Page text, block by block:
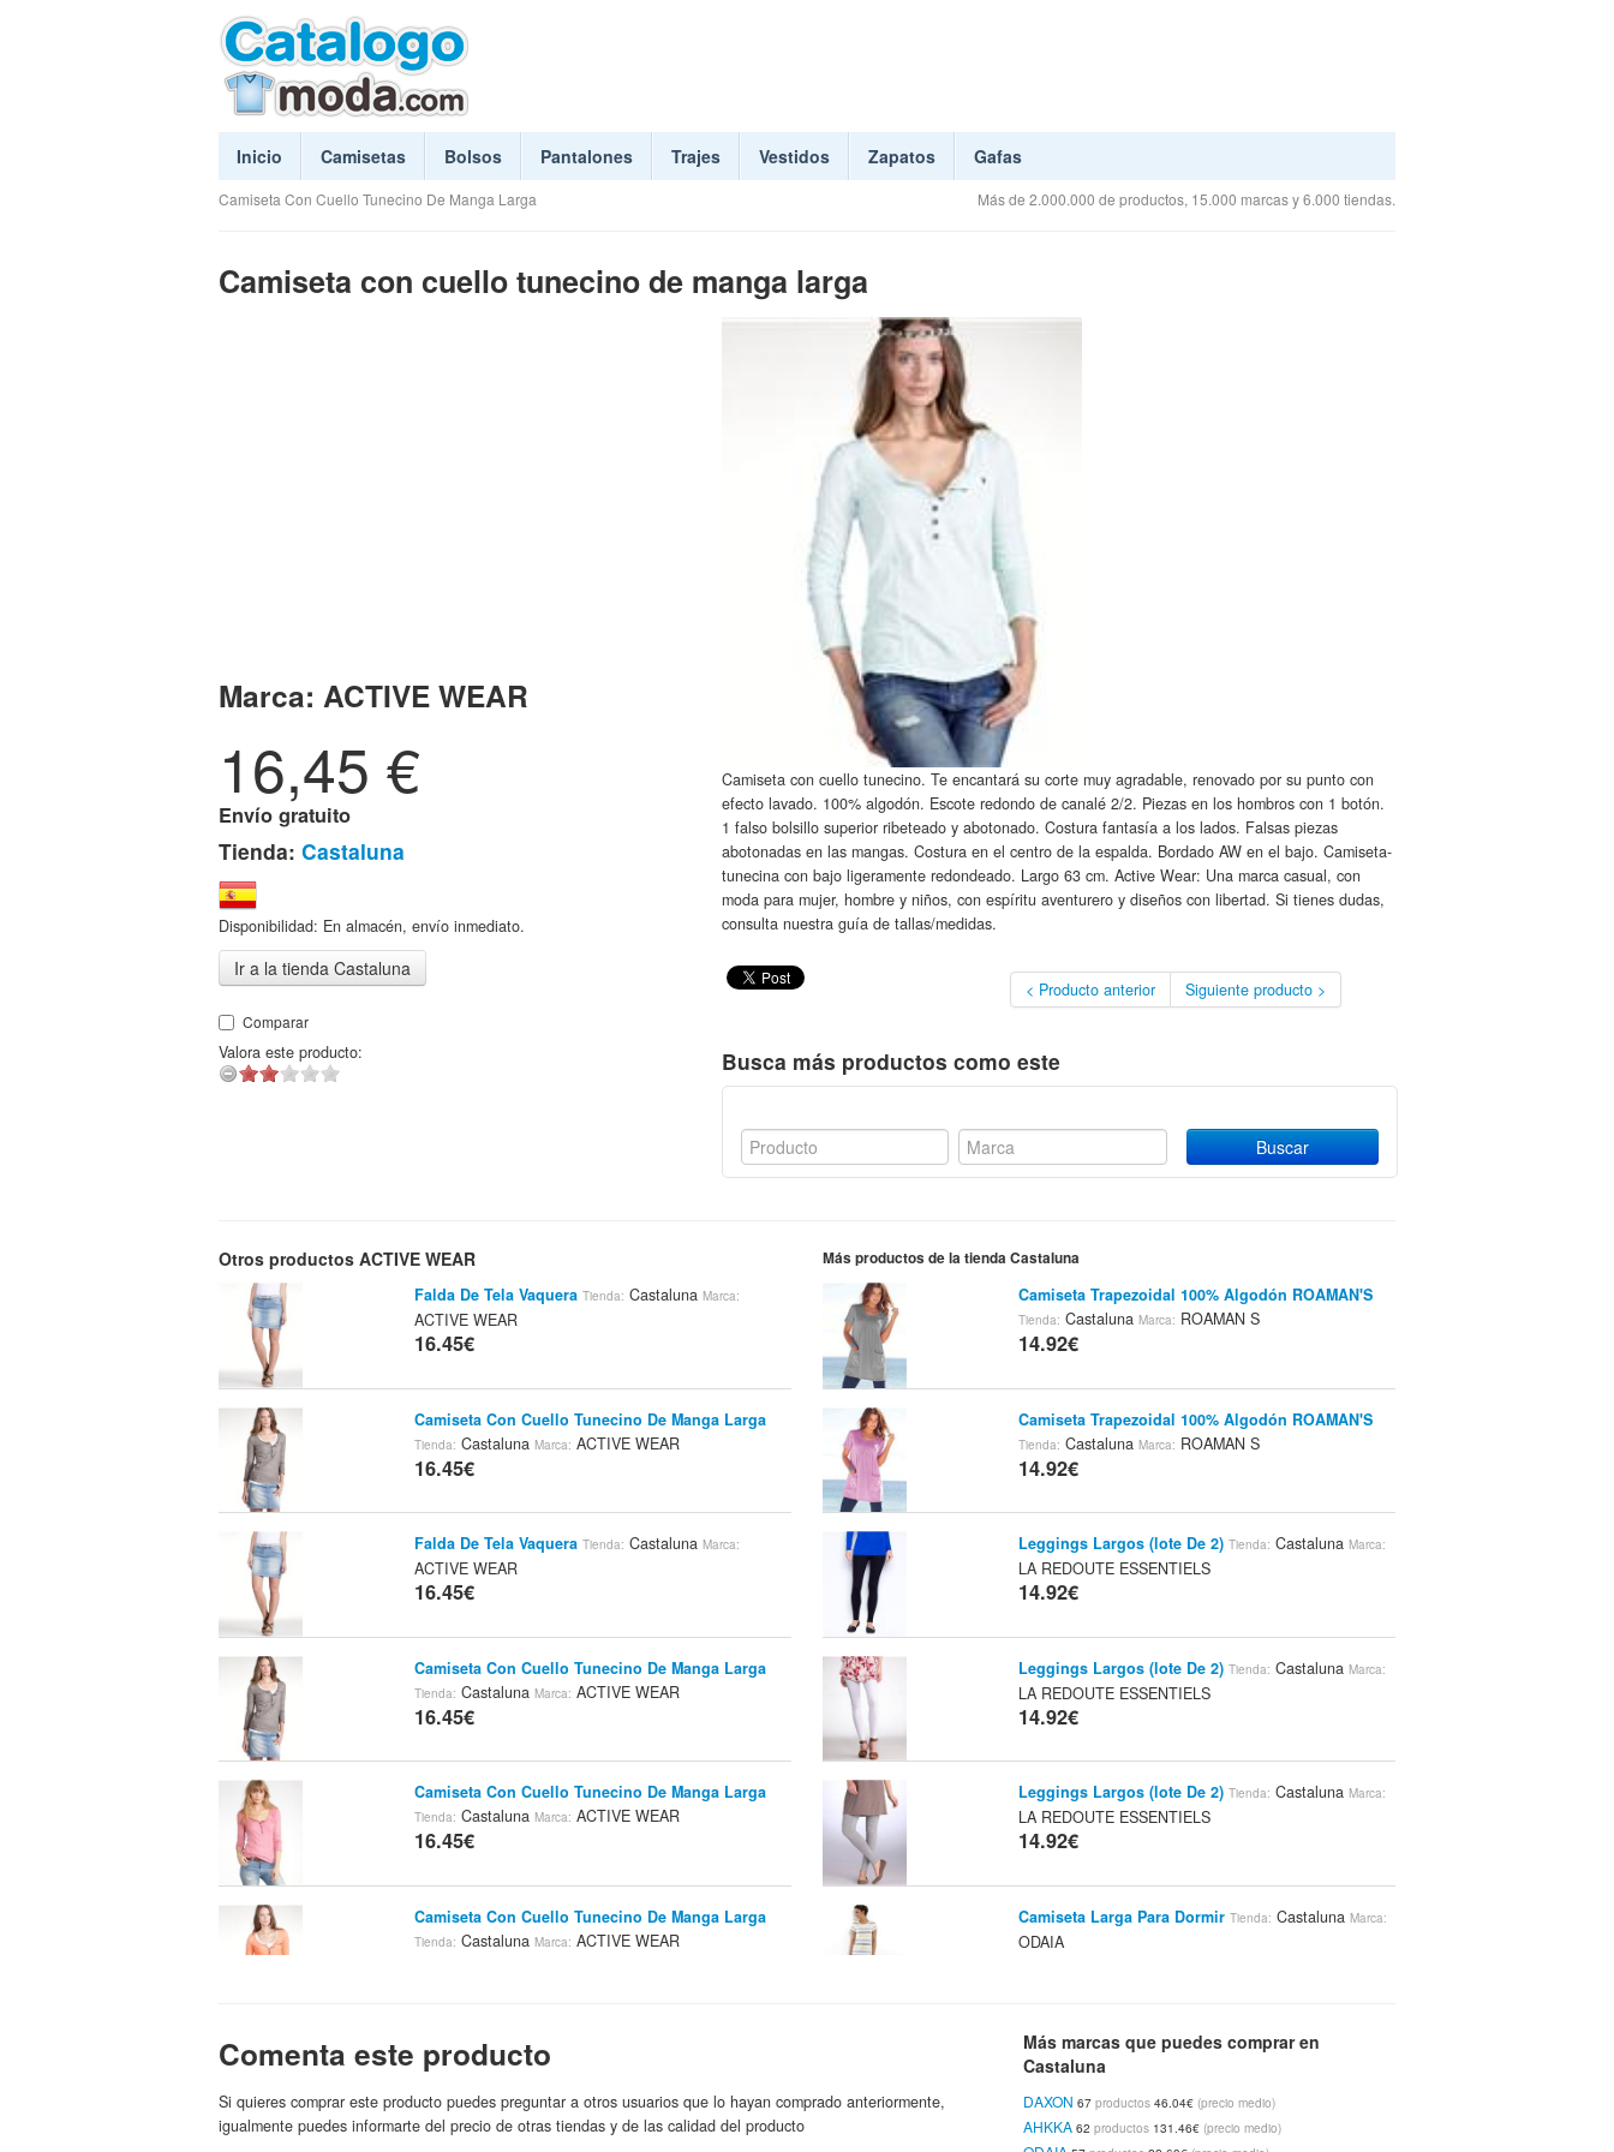
Inicio Camisetas Bolsos Pantalones Trajes Vestidos Zapatos Gafas
Camiseta Con Cuello Tunecino De Manga Larga Más de 2.000.000 de productos, 15.000 marcas y 6.000 tiendas.
Camiseta con cuello tunecino de manga larga
Marca: ACTIVE WEAR
16,45 €
Envío gratuito
Tienda: Castaluna
Disponibilidad: En almacén, envío inmediato.
Ir a la tienda Castaluna
Comparar
Valora este producto:
Camiseta con cuello tunecino. Te encantará su corte muy agradable, renovado por su punto con
efecto lavado. 100% algodón. Escote redondo de canalé 2/2. Piezas en los hombros con 1 botón.
1 falso bolsillo superior ribeteado y abotonado. Costura fantasía a los lados. Falsas piezas
abotonadas en las mangas. Costura en el centro de la espalda. Bordado AW en el bajo. Camiseta-
tunecina con bajo ligeramente redondeado. Largo 63 cm. Active Wear: Una marca casual, con
moda para mujer, hombre y niños, con espíritu aventurero y diseños con libertad. Si tienes dudas,
consulta nuestra guía de tallas/medidas.
< Producto anterior Siguiente producto >
Busca más productos como este
Otros productos ACTIVE WEAR
Falda De Tela Vaquera Tienda: CastalunaMarca:
ACTIVE WEAR
16.45€
Camiseta Con Cuello Tunecino De Manga Larga
Tienda: CastalunaMarca: ACTIVE WEAR
16.45€
Falda De Tela Vaquera Tienda: CastalunaMarca:
ACTIVE WEAR
16.45€
Camiseta Con Cuello Tunecino De Manga Larga
Tienda: CastalunaMarca: ACTIVE WEAR
16.45€
Camiseta Con Cuello Tunecino De Manga Larga
Tienda: CastalunaMarca: ACTIVE WEAR
16.45€
Camiseta Con Cuello Tunecino De Manga Larga
Tienda: CastalunaMarca: ACTIVE WEAR
Camiseta Sin Mangas Estampada
Marca: ACTIVE WEAR
16.74€
Más productos de la tienda Castaluna
Camiseta Trapezoidal 100% Algodón ROAMAN'S
Tienda: Castaluna Marca: ROAMAN S
14.92€
Camiseta Trapezoidal 100% Algodón ROAMAN'S
Tienda: Castaluna Marca: ROAMAN S
14.92€
Leggings Largos (lote De 2) Tienda: Castaluna Marca:
LA REDOUTE ESSENTIELS
14.92€
Leggings Largos (lote De 2) Tienda: Castaluna Marca:
LA REDOUTE ESSENTIELS
14.92€
Leggings Largos (lote De 2) Tienda: Castaluna Marca:
LA REDOUTE ESSENTIELS
14.92€
Camiseta Larga Para Dormir Tienda: Castaluna Marca:
ODAIA
Camiseta Manga 3/4, 3 Colores, Mujer Tienda:
CastalunaMarca:
14.92€
Comenta este producto
Si quieres comprar este producto puedes preguntar a otros usuarios que lo hayan comprado anteriormente,
igualmente puedes informarte del precio de otras tiendas y de las calidad del producto
Más marcas que puedes comprar en
Castaluna
DAXON 67productos 46.04€ (precio medio)
AHKKA 62productos 131.46€ (precio medio)